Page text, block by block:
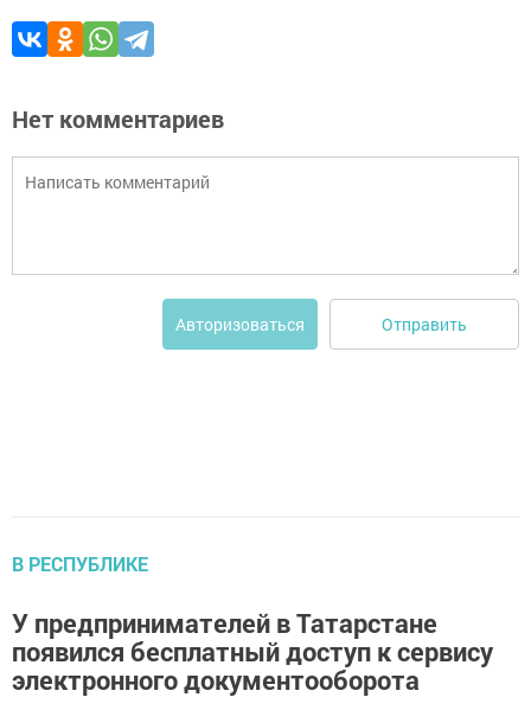
Нет комментариев
Авторизоваться Отправить
В РЕСПУБЛИКЕ
У предпринимателей в Татарстане
появился бесплатный доступ к сервису
электронного документооборота